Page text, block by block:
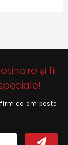
și fii
ca am peste